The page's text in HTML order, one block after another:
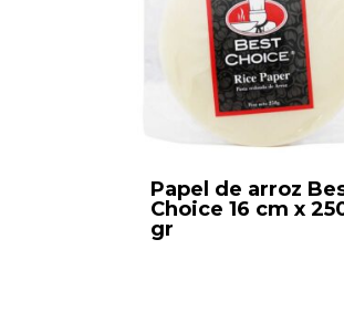
Papel de arroz
Choice 16 cm x
gr